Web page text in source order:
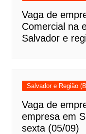
Vaga de
Comercial na
Salvador e
Salvador e Região
Vaga de
empresa em
sexta (05/09)